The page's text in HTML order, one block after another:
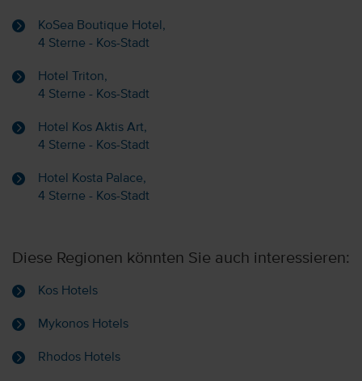
KoSea Boutique Hotel,
4 Sterne - Kos-Stadt
Hotel Triton,
4 Sterne - Kos-Stadt
Hotel Kos Aktis Art,
4 Sterne - Kos-Stadt
Hotel Kosta Palace,
4 Sterne - Kos-Stadt
Diese Regionen könnten Sie auch interessieren:
Kos Hotels
Mykonos Hotels
Rhodos Hotels